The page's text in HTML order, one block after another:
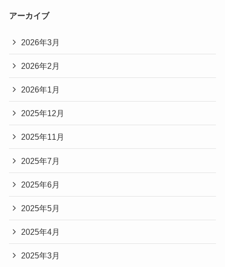
アーカイブ
2026年3月
2026年2月
2026年1月
2025年12月
2025年11月
2025年7月
2025年6月
2025年5月
2025年4月
2025年3月